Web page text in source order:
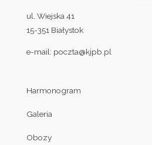
ul. Wiejska 41
15-351 Białystok
e-mail: poczta@kjpb.pl
Harmonogram
Galeria
Obozy